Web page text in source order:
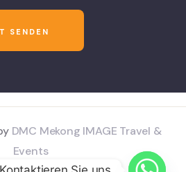
DMC Mekong IMAGE Travel &
Events